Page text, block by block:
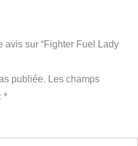
avis sur “Fighter Fuel Lady
publiée. Les champs
*